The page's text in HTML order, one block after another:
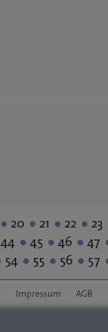
20 21 22 23
44 45 46 47
54 55 56 57
Impressum AGB